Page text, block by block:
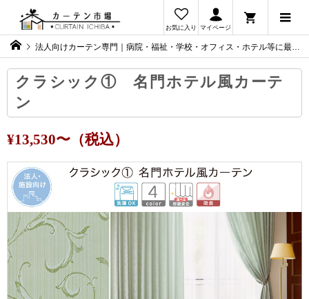
お気に入り マイページ
法人向けカーテン専門｜病院・福祉・学校・オフィス・ホテル等に最適なカーテンをご提案
クラシック① 名門ホテル風カーテ
ン
¥13,530〜（税込）